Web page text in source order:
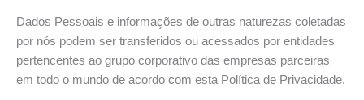
Dados Pessoais e informações de outras naturezas coletadas
por nós podem ser transferidos ou acessados por entidades
pertencentes ao grupo corporativo das empresas parceiras
em todo o mundo de acordo com esta Política de Privacidade.